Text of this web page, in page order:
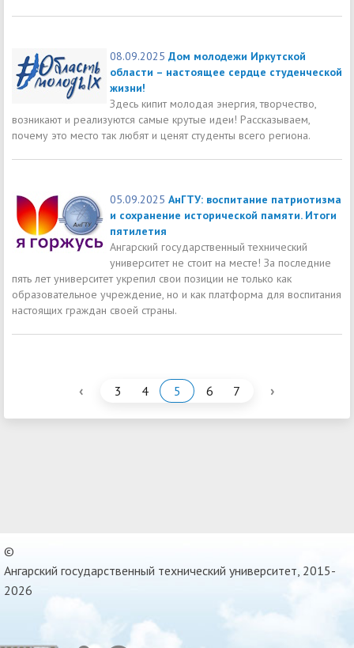
08.09.2025 Дом молодежи Иркутской
области – настоящее сердце студенческой
жизни!
Здесь кипит молодая энергия, творчество,
возникают и реализуются самые крутые идеи! Рассказываем,
почему это место так любят и ценят студенты всего региона.
05.09.2025 АнГТУ: воспитание патриотизма
и сохранение исторической памяти. Итоги
пятилетия
Ангарский государственный технический
университет не стоит на месте! За последние
пять лет университет укрепил свои позиции не только как
образовательное учреждение, но и как платформа для воспитания
настоящих граждан своей страны.
‹ 3 4 5 6 7 ›
©
Ангарский государственный технический университет, 2015-
2026